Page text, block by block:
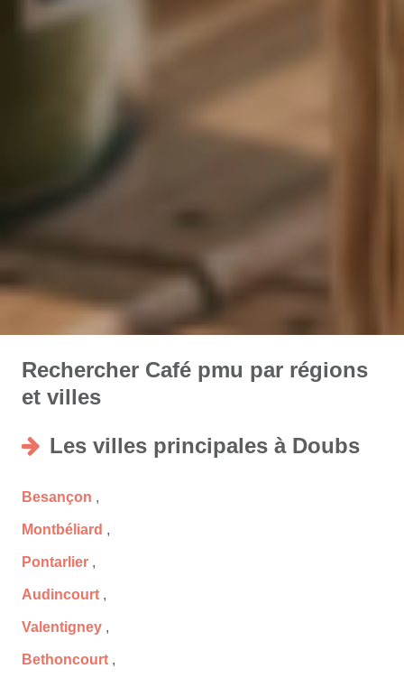
Rechercher Café pmu par régions
et villes
Les villes principales à Doubs
Besançon ,
Montbéliard ,
Pontarlier ,
Audincourt ,
Valentigney ,
Bethoncourt ,